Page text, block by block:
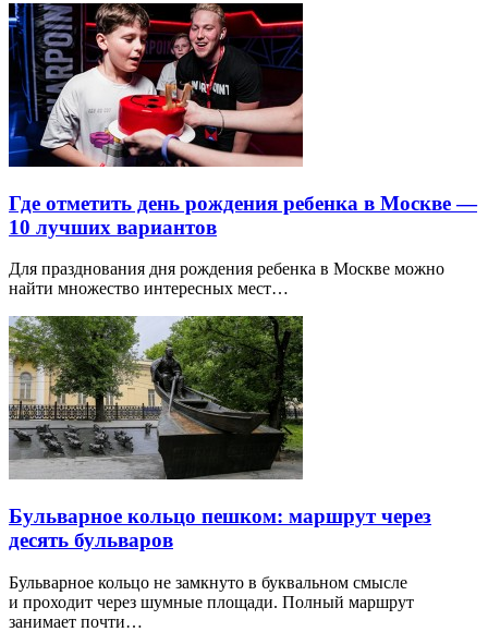
Где отметить день рождения ребенка в Москве —
10 лучших вариантов
Для празднования дня рождения ребенка в Москве можно
найти множество интересных мест…
Бульварное кольцо пешком: маршрут через
десять бульваров
Бульварное кольцо не замкнуто в буквальном смысле
и проходит через шумные площади. Полный маршрут
занимает почти…